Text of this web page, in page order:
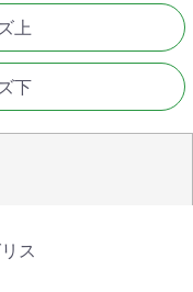
上
下
ス